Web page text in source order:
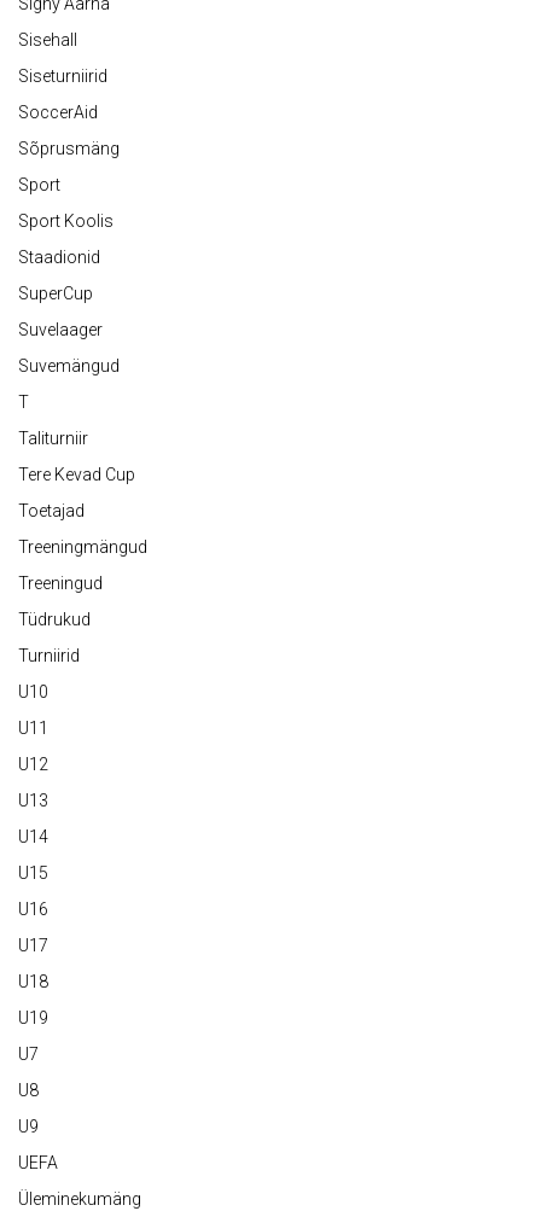
Sisehall
Siseturniirid
SoccerAid
Sõprusmäng
Sport
Sport Koolis
Staadionid
SuperCup
Suvelaager
Suvemängud
T
Taliturniir
Tere Kevad Cup
Toetajad
Treeningmängud
Treeningud
Tüdrukud
Turniirid
U10
U11
U12
U13
U14
U15
U16
U17
U18
U19
U7
U8
U9
UEFA
Üleminekumäng